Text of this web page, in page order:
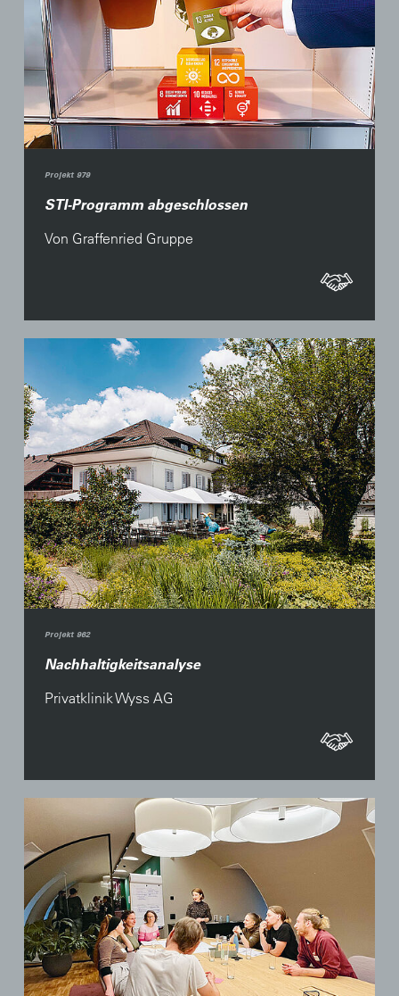
Projekt 979
STI-Programm abgeschlossen
Von Graffenried Gruppe
Projekt 962
Nachhaltigkeitsanalyse
Privatklinik Wyss AG